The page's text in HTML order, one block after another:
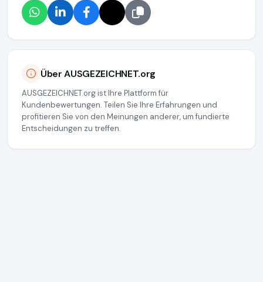
Über AUSGEZEICHNET.org
AUSGEZEICHNET.org ist Ihre Plattform für
Kundenbewertungen. Teilen Sie Ihre Erfahrungen und
profitieren Sie von den Meinungen anderer, um fundierte
Entscheidungen zu treffen.